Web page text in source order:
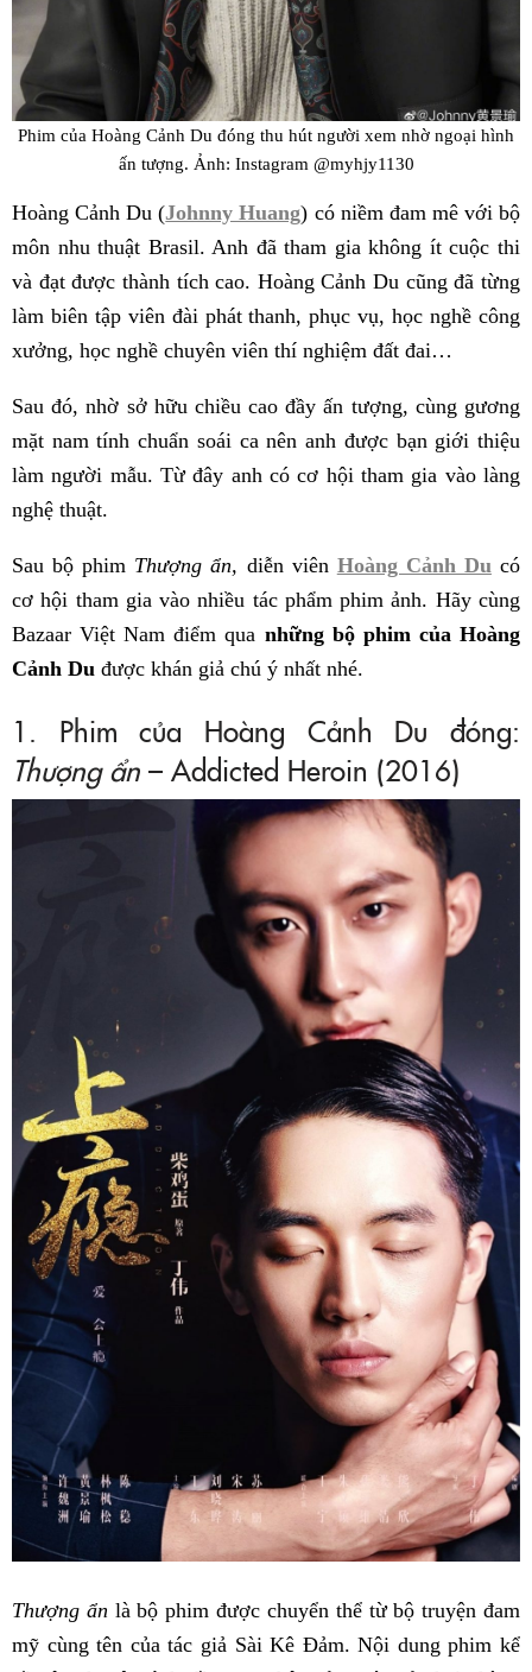
Phim của Hoàng Cảnh Du đóng thu hút người xem nhờ ngoại hình
ấn tượng. Ảnh: Instagram @myhjy1130
Hoàng Cảnh Du (Johnny Huang) có niềm đam mê với bộ
môn nhu thuật Brasil. Anh đã tham gia không ít cuộc thi
và đạt được thành tích cao. Hoàng Cảnh Du cũng đã từng
làm biên tập viên đài phát thanh, phục vụ, học nghề công
xưởng, học nghề chuyên viên thí nghiệm đất đai…
Sau đó, nhờ sở hữu chiều cao đầy ấn tượng, cùng gương
mặt nam tính chuẩn soái ca nên anh được bạn giới thiệu
làm người mẫu. Từ đây anh có cơ hội tham gia vào làng
nghệ thuật.
Sau bộ phim Thượng ẩn, diễn viên Hoàng Cảnh Ducó
cơ hội tham gia vào nhiều tác phẩm phim ảnh. Hãy cùng
Bazaar Việt Nam điểm qua những bộ phim của Hoàng
Cảnh Du được khán giả chú ý nhất nhé.
1. Phim của Hoàng Cảnh Du đóng:
Thượng ẩn – Addicted Heroin (2016)
Thượng ẩn là bộ phim được chuyển thể từ bộ truyện đam
mỹ cùng tên của tác giả Sài Kê Đảm. Nội dung phim kể